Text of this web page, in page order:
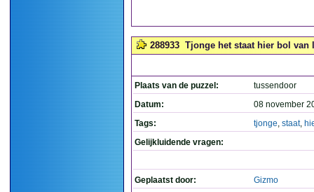
288933 Tjonge het staat hier bol van
Plaats van de puzzel:
tussendoor
Datum:
08 november
Tags:
tjonge, staat,
Gelijkluidende vragen:
Geplaatst door: Gizmo